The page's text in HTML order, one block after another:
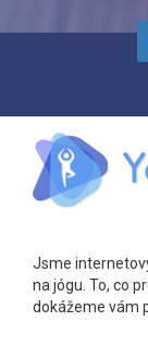
Jsme
na jógu. To, co
dokážeme vám